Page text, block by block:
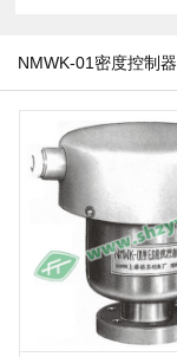
NMWK-01密度控制器